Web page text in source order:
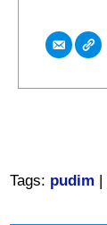
Tags: pudim |